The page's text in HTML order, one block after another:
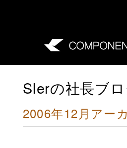
SIerの社長ブ
2006年12月アー